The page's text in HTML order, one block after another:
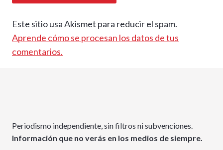
Este sitio usa Akismet para reducir el spam.
Aprende cómo se procesan los datos de tus
comentarios.
Periodismo independiente, sin filtros ni subvenciones.
Información que no verás en los medios de siempre.